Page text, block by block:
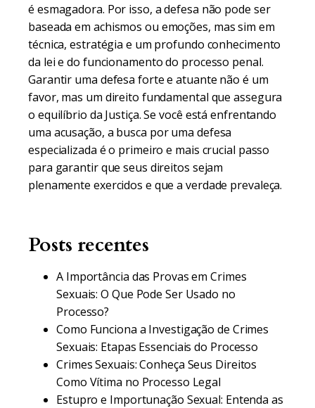
é esmagadora. Por isso, a defesa não pode ser
baseada em achismos ou emoções, mas sim em
técnica, estratégia e um profundo conhecimento
da lei e do funcionamento do processo penal.
Garantir uma defesa forte e atuante não é um
favor, mas um direito fundamental que assegura
o equilíbrio da Justiça. Se você está enfrentando
uma acusação, a busca por uma defesa
especializada é o primeiro e mais crucial passo
para garantir que seus direitos sejam
plenamente exercidos e que a verdade prevaleça.
Posts recentes
A Importância das Provas em Crimes
Sexuais: O Que Pode Ser Usado no
Processo?
Como Funciona a Investigação de Crimes
Sexuais: Etapas Essenciais do Processo
Crimes Sexuais: Conheça Seus Direitos
Como Vítima no Processo Legal
Estupro e Importunação Sexual: Entenda as